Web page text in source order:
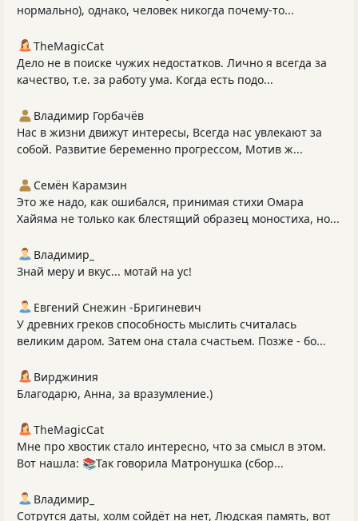
нормально), однако, человек никогда почему-то...
TheMagicCat
Дело не в поиске чужих недостатков. Лично я всегда за
качество, т.е. за работу ума. Когда есть подо...
Владимир Горбачёв
Нас в жизни движут интересы, Всегда нас увлекают за
собой. Развитие беременно прогрессом, Мотив ж...
Семён Карамзин
Это же надо, как ошибался, принимая стихи Омара
Хайяма не только как блестящий образец моностиха, но...
Владимир_
Знай меру и вкус... мотай на ус!
Евгений Снежин -Бригиневич
У древних греков способность мыслить считалась
великим даром. Затем она стала счастьем. Позже - бо...
Вирджиния
Благодарю, Анна, за вразумление.)
TheMagicCat
Мне про хвостик стало интересно, что за смысл в этом.
Вот нашла: 📚Так говорила Матронушка (сбор...
Владимир_
Сотрутся даты, холм сойдёт на нет, Людская память, вот